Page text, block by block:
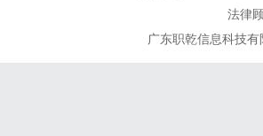
法律
广东职乾信息科技